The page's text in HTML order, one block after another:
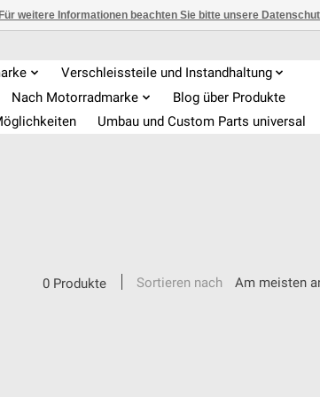
Verschleissteile und Instandhaltung
Nach Motorradmarke
Blog über Produkte
Umbau und Custom Parts universal
0 Produkte Sortieren nach Am meisten
Für weitere Informationen beachten Sie bitte unsere